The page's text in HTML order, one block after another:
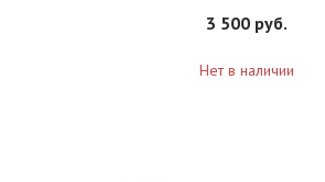
3 500 руб.
Нет в наличии